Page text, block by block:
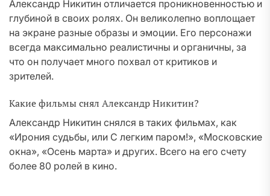
Александр Никитин отличается проникновенностью и
глубиной в своих ролях. Он великолепно воплощает
на экране разные образы и эмоции. Его персонажи
всегда максимально реалистичны и органичны, за
что он получает много похвал от критиков и
зрителей.
Какие фильмы снял Александр Никитин?
Александр Никитин снялся в таких фильмах, как
«Ирония судьбы, или С легким паром!», «Московские
окна», «Осень марта» и других. Всего на его счету
более 80 ролей в кино.